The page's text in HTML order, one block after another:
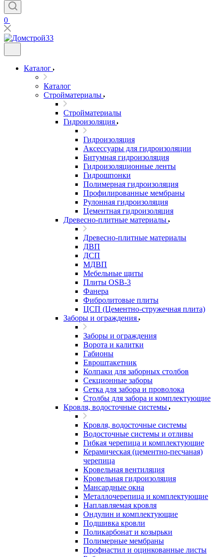
0
Каталог
Каталог
Стройматериалы
Стройматериалы
Гидроизоляция
Гидроизоляция
Аксессуары для гидроизоляции
Битумная гидроизоляция
Гидроизоляционные ленты
Гидрошпонки
Полимерная гидроизоляция
Профилированные мембраны
Рулонная гидроизоляция
Цементная гидроизоляция
Древесно-плитные материалы
Древесно-плитные материалы
ДВП
ДСП
МДВП
Мебельные щиты
Плиты OSB-3
Фанера
Фибролитовые плиты
ЦСП (Цементно-стружечная плита)
Заборы и ограждения
Заборы и ограждения
Ворота и калитки
Габионы
Евроштакетник
Колпаки для заборных столбов
Секционные заборы
Сетка для забора и проволока
Столбы для забора и комплектующие
Кровля, водосточные системы
Кровля, водосточные системы
Водосточные системы и отливы
Гибкая черепица и комплектующие
Керамическая (цементно-песчаная)
черепица
Кровельная вентиляция
Кровельная гидроизоляция
Мансардные окна
Металлочерепица и комплектующие
Наплавляемая кровля
Ондулин и комплектующие
Подшивка кровли
Поликарбонат и козырьки
Полимерные мембраны
Профнастил и оцинкованные листы